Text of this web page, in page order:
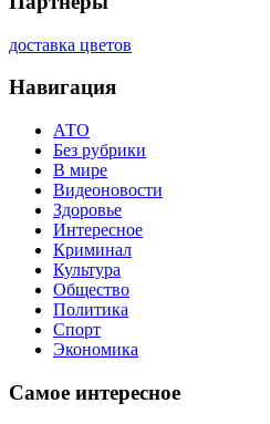
доставка цветов
Навигация
АТО
Без рубрики
В мире
Видеоновости
Здоровье
Интересное
Криминал
Культура
Общество
Политика
Спорт
Экономика
Самое интересное